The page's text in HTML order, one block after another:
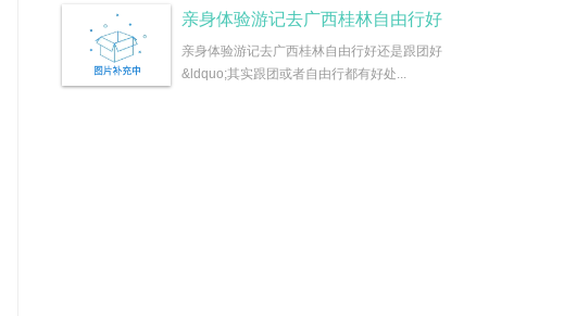
亲身体验游记去广西桂林自由行好
亲身体验游记去广西桂林自由行好还是跟团好
&ldquo;其实跟团或者自由行都有好处...